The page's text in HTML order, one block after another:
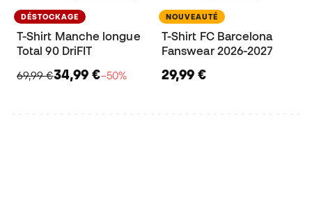
DÉSTOCKAGE
T-Shirt Manche longue
Total 90 DriFIT
69,99 €34,99 €−50%
NOUVEAUTÉ
T-Shirt FC Barcelona
Fanswear 2026-2027
29,99 €